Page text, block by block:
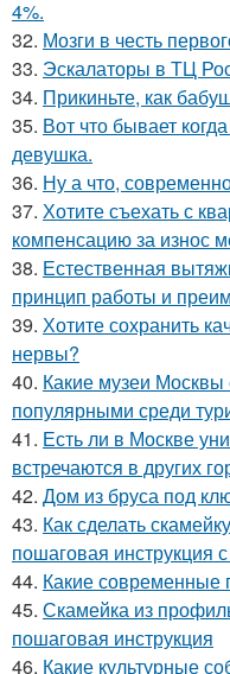
4%.
32. Мозги в честь
33. Эскалаторы в ТЦ
34. Прикиньте, как
35. Вот что бывает
девушка.
36. Ну а что,
37. Хотите съехать с
компенсацию за износ
38. Естественная
принцип работы и
39. Хотите сохранить
нервы?
40. Какие музеи
популярными среди
41. Есть ли в Москве
встречаются в других
42. Дом из бруса под
43. Как сделать
пошаговая инструкция
44. Какие современные
45. Скамейка из
пошаговая инструкция
46. Какие культурные